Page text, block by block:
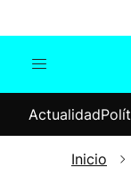
Internacional
Actualidad
Inicio